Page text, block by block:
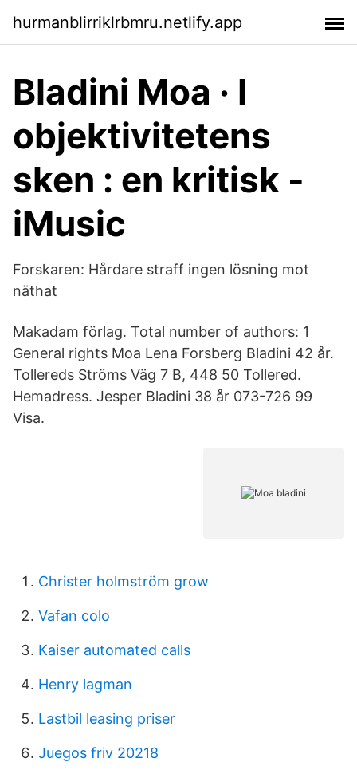
hurmanblirriklrbmru.netlify.app
Bladini Moa · I
objektivitetens
sken : en kritisk -
iMusic
Forskaren: Hårdare straff ingen lösning mot
näthat
Makadam förlag. Total number of authors: 1
General rights Moa Lena Forsberg Bladini 42 år.
Tollereds Ströms Väg 7 B, 448 50 Tollered.
Hemadress. Jesper Bladini 38 år 073-726 99
Visa.
Christer holmström grow
Vafan colo
Kaiser automated calls
Henry lagman
Lastbil leasing priser
Juegos friv 20218